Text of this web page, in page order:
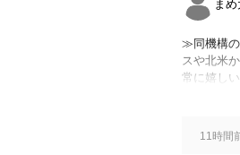
ま
≫同機構の
スや北米
常に嬉し
然が相ま
環境意識
れるんじ
の人は来
11時間